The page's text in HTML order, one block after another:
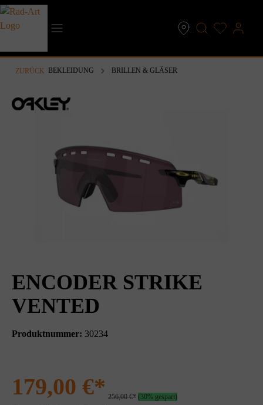
springen
ZURÜCK BEKLEIDUNG BRILLEN & GLÄSER
ENCODER STRIKE
VENTED
Produktnummer: 30234
179,00 €* 256,00 €* (30% gespart)